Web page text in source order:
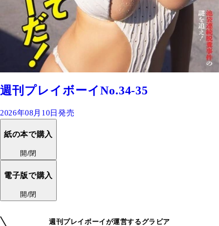
週刊プレイボーイNo.34-35
2026年08月10日発売
紙の本で購入
開/閉
電子版で購入
開/閉
週刊プレイボーイが運営するグラビア